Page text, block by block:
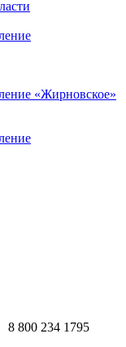
«Жирновское»
8 800 234 1795